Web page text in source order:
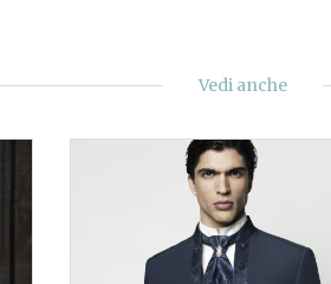
Vedi anche